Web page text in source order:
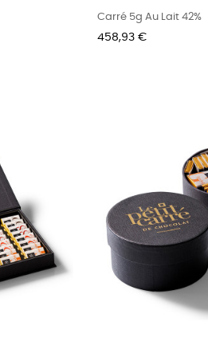
Carré 5g Au Lait 42%
Prix
458,93 €